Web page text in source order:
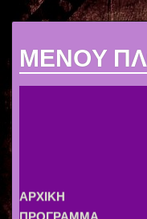
MENOY
ΑΡΧΕΙΟ ΕΚΔΗΛΩΣΕΩΝ